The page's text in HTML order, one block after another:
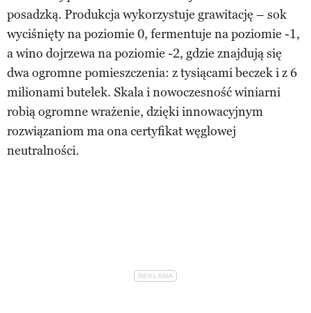
posadzką. Produkcja wykorzystuje grawitację – sok
wyciśnięty na poziomie 0, fermentuje na poziomie -1,
a wino dojrzewa na poziomie -2, gdzie znajdują się
dwa ogromne pomieszczenia: z tysiącami beczek i z 6
milionami butelek. Skala i nowoczesność winiarni
robią ogromne wrażenie, dzięki innowacyjnym
rozwiązaniom ma ona certyfikat węglowej
neutralności.